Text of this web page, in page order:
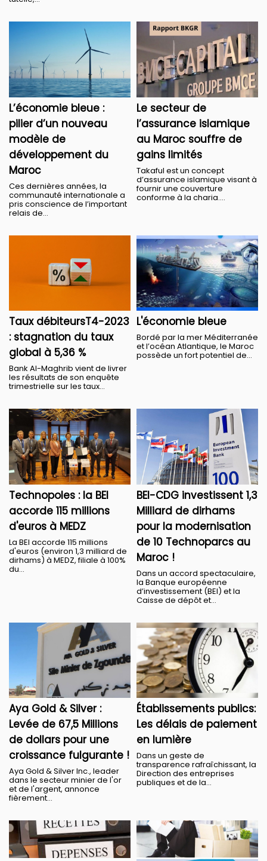
L’économie bleue :
pilier d’un nouveau
modèle de
développement du
Maroc
Ces dernières années, la
communauté internationale a
pris conscience de l’important
relais de...
Le secteur de
l’assurance islamique
au Maroc souffre de
gains limités
Takaful est un concept
d’assurance islamique visant à
fournir une couverture
conforme à la charia....
Taux débiteursT4-2023
: stagnation du taux
global à 5,36 %
Bank Al-Maghrib vient de livrer
les résultats de son enquête
trimestrielle sur les taux...
L'économie bleue
Bordé par la mer Méditerranée
et l’océan Atlantique, le Maroc
possède un fort potentiel de...
Technopoles : la BEI
accorde 115 millions
d'euros à MEDZ
La BEI accorde 115 millions
d'euros (environ 1,3 milliard de
dirhams) à MEDZ, filiale à 100%
du...
BEI-CDG investissent 1,3
Milliard de dirhams
pour la modernisation
de 10 Technoparcs au
Maroc !
Dans un accord spectaculaire,
la Banque européenne
d’investissement (BEI) et la
Caisse de dépôt et...
Aya Gold & Silver :
Levée de 67,5 Millions
de dollars pour une
croissance fulgurante !
Aya Gold & Silver Inc., leader
dans le secteur minier de l'or
et de l'argent, annonce
fièrement...
Établissements publics:
Les délais de paiement
en lumière
Dans un geste de
transparence rafraîchissant, la
Direction des entreprises
publiques et de la...